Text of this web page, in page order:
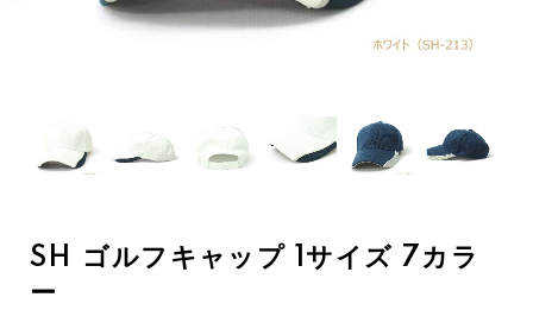
SH ゴルフキャップ 1サイズ 7カラ
ー